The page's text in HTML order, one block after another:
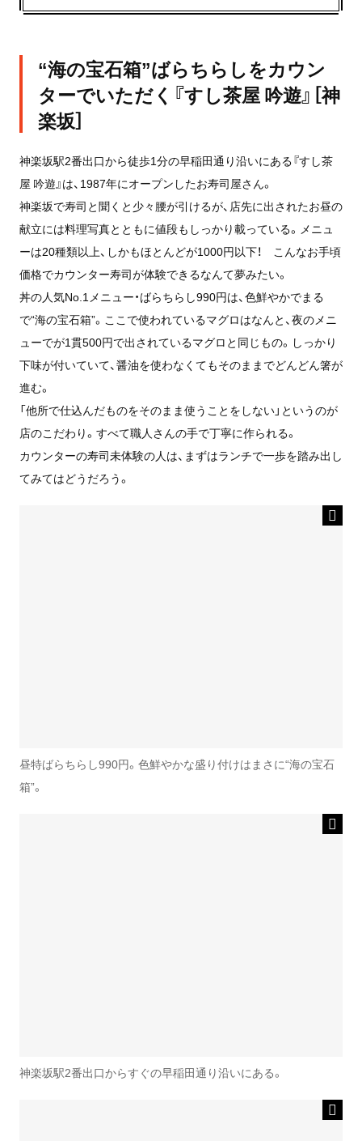
“海の宝石箱”ばらちらしをカウン
ターでいただく『すし茶屋 吟遊』［神
楽坂］
神楽坂駅2番出口から徒歩1分の早稲田通り沿いにある『すし茶
屋 吟遊』は、1987年にオープンしたお寿司屋さん。
神楽坂で寿司と聞くと少々腰が引けるが、店先に出されたお昼の
献立には料理写真とともに値段もしっかり載っている。メニュ
ーは20種類以上、しかもほとんどが1000円以下！ こんなお手頃
価格でカウンター寿司が体験できるなんて夢みたい。
丼の人気No.1メニュー・ばらちらし990円は、色鮮やかでまる
で“海の宝石箱”。ここで使われているマグロはなんと、夜のメニ
ューでが1貫500円で出されているマグロと同じもの。しっかり
下味が付いていて、醤油を使わなくてもそのままでどんどん箸が
進む。
「他所で仕込んだものをそのまま使うことをしない」というのが
店のこだわり。すべて職人さんの手で丁寧に作られる。
カウンターの寿司未体験の人は、まずはランチで一歩を踏み出し
てみてはどうだろう。
昼特ばらちらし990円。色鮮やかな盛り付けはまさに“海の宝石
箱”。
神楽坂駅2番出口からすぐの早稲田通り沿いにある。